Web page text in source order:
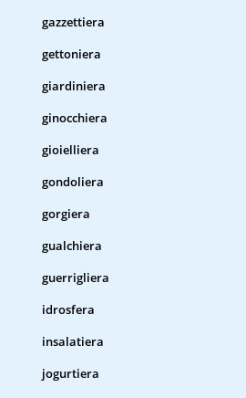
gazzettiera
gettoniera
giardiniera
ginocchiera
gioielliera
gondoliera
gorgiera
gualchiera
guerrigliera
idrosfera
insalatiera
jogurtiera